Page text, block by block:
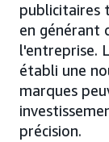
publicitaires
en générant
l'entreprise.
établi une
marques
précision.